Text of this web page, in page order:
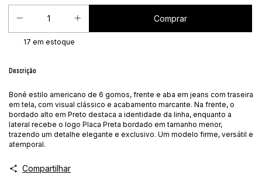
17 em estoque
Descrição
Boné estilo americano de 6 gomos, frente e aba em jeans com traseira
em tela, com visual clássico e acabamento marcante. Na frente, o
bordado alto em Preto destaca a identidade da linha, enquanto a
lateral recebe o logo Placa Preta bordado em tamanho menor,
trazendo um detalhe elegante e exclusivo. Um modelo firme, versátil e
atemporal.
Compartilhar